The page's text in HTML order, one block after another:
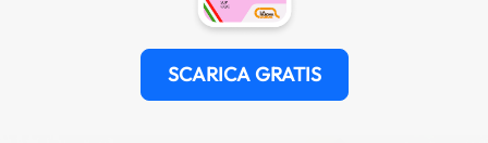
SCARICA GRATIS